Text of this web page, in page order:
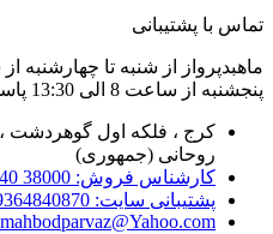
تماس با پشتیبانی
پنجشنبه از ساعت 8 الی 13:30 پاسخگوی شما عزیزان می‌باشد.
کرج ، فلکه اول گوهردشت
روحانی (جمهوری)
کارشناس فروش: 38000 340-026
پشتیبانی سایت: 09364840870